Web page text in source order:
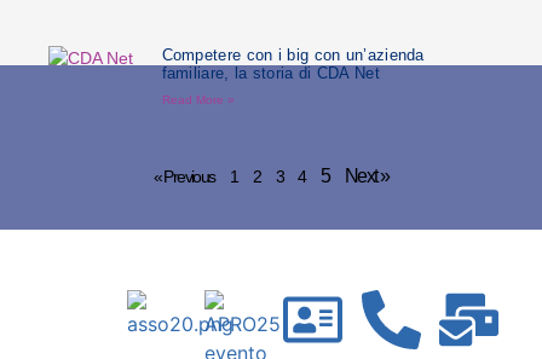
Competere con i big con un’azienda
familiare, la storia di CDA Net
Read More »
« Previous 1 2 3 4 5 Next »